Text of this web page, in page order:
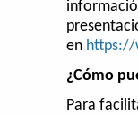
en https://
¿Cómo
Para